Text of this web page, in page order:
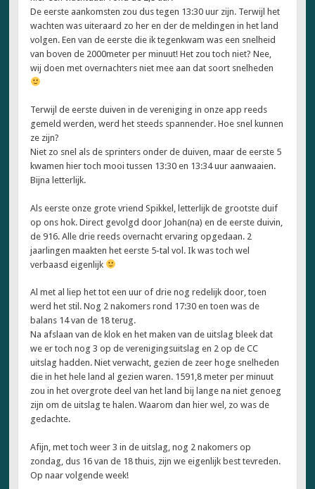
De eerste aankomsten zou dus tegen 13:30 uur zijn. Terwijl het
wachten was uiteraard zo her en der de meldingen in het land
volgen. Een van de eerste die ik tegenkwam was een snelheid
van boven de 2000meter per minuut! Het zou toch niet? Nee,
wij doen met overnachters niet mee aan dat soort snelheden
Terwijl de eerste duiven in de vereniging in onze app reeds
gemeld werden, werd het steeds spannender. Hoe snel kunnen
ze zijn?
Niet zo snel als de sprinters onder de duiven, maar de eerste 5
kwamen hier toch mooi tussen 13:30 en 13:34 uur aanwaaien.
Bijna letterlijk.
Als eerste onze grote vriend Spikkel, letterlijk de grootste duif
op ons hok. Direct gevolgd door Johan(na) en de eerste duivin,
de 916. Alle drie reeds overnacht ervaring opgedaan. 2
jaarlingen maakten het eerste 5-tal vol. Ik was toch wel
verbaasd eigenlijk
Al met al liep het tot een uur of drie nog redelijk door, toen
werd het stil. Nog 2 nakomers rond 17:30 en toen was de
balans 14 van de 18 terug.
Na afslaan van de klok en het maken van de uitslag bleek dat
we er toch nog 3 op de verenigingsuitslag en 2 op de CC
uitslag hadden. Niet verwacht, gezien de zeer hoge snelheden
die in het hele land al gezien waren. 1591,8 meter per minuut
zou in het overgrote deel van het land bij lange na niet genoeg
zijn om de uitslag te halen. Waarom dan hier wel, zo was de
gedachte.
Afijn, met toch weer 3 in de uitslag, nog 2 nakomers op
zondag, dus 16 van de 18 thuis, zijn we eigenlijk best tevreden.
Op naar volgende week!